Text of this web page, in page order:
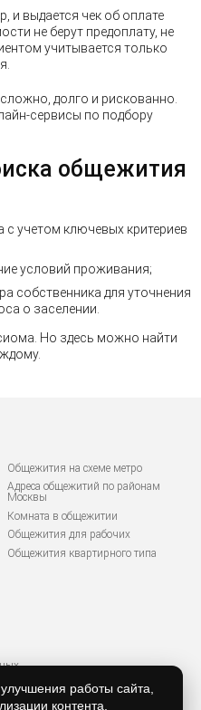
и выдается чек об оплате
не берут предоплату, не
учитывается только
долго и рискованно.
сервисы по подбору
общежития
с учетом ключевых критериев
условий проживания;
собственника для уточнения
о заселении.
Но здесь можно найти
Общежития на схеме метро
Адреса общежитий по районам
Москвы
Комната в общежитии
Общежития для рабочих
Общежития квартирного типа
работы сайта,
контента.